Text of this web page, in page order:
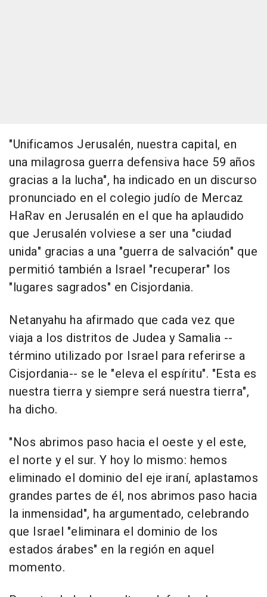
"Unificamos Jerusalén, nuestra capital, en
una milagrosa guerra defensiva hace 59 años
gracias a la lucha", ha indicado en un discurso
pronunciado en el colegio judío de Mercaz
HaRav en Jerusalén en el que ha aplaudido
que Jerusalén volviese a ser una "ciudad
unida" gracias a una "guerra de salvación" que
permitió también a Israel "recuperar" los
"lugares sagrados" en Cisjordania.
Netanyahu ha afirmado que cada vez que
viaja a los distritos de Judea y Samalia --
término utilizado por Israel para referirse a
Cisjordania-- se le "eleva el espíritu". "Esta es
nuestra tierra y siempre será nuestra tierra",
ha dicho.
"Nos abrimos paso hacia el oeste y el este,
el norte y el sur. Y hoy lo mismo: hemos
eliminado el dominio del eje iraní, aplastamos
grandes partes de él, nos abrimos paso hacia
la inmensidad", ha argumentado, celebrando
que Israel "eliminara el dominio de los
estados árabes" en la región en aquel
momento.